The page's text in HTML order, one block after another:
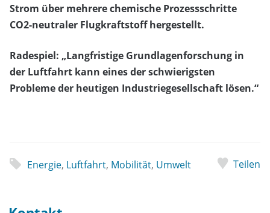
Strom über mehrere chemische Prozessschritte
CO2-neutraler Flugkraftstoff hergestellt.
Radespiel: „Langfristige Grundlagenforschung in
der Luftfahrt kann eines der schwierigsten
Probleme der heutigen Industriegesellschaft lösen.“
Energie, Luftfahrt, Mobilität, Umwelt Teilen